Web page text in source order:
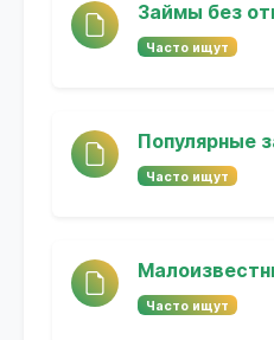
Займы без
Часто ищут
Популярные
Часто ищут
Часто ищут